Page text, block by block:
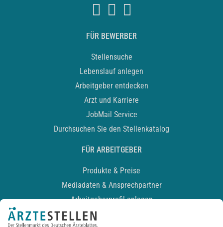
FÜR BEWERBER
Stellensuche
Lebenslauf anlegen
Arbeitgeber entdecken
Arzt und Karriere
JobMail Service
Durchsuchen Sie den Stellenkatalog
FÜR ARBEITGEBER
Produkte & Preise
Mediadaten & Ansprechpartner
Arbeitgeberprofil anlegen
Recruiting-Podcast